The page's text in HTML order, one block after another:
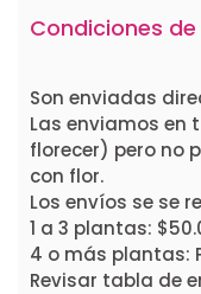
Condiciones
Son enviadas
Las enviamos
florecer) pero no
con flor.
Los envíos se se
1 a 3 plantas:
4 o más plantas:
Revisar tabla de